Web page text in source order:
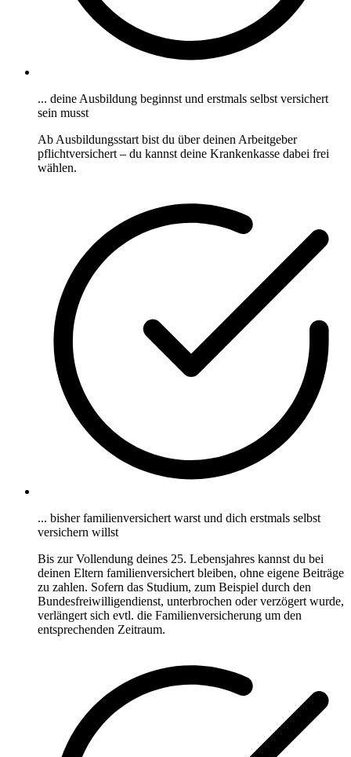
... deine Ausbildung beginnst und erstmals selbst versichert
sein musst
Ab Ausbildungsstart bist du über deinen Arbeitgeber
pflichtversichert – du kannst deine Krankenkasse dabei frei
wählen.
... bisher familienversichert warst und dich erstmals selbst
versichern willst
Bis zur Vollendung deines 25. Lebensjahres kannst du bei
deinen Eltern familienversichert bleiben, ohne eigene Beiträge
zu zahlen. Sofern das Studium, zum Beispiel durch den
Bundesfreiwilligendienst, unterbrochen oder verzögert wurde,
verlängert sich evtl. die Familienversicherung um den
entsprechenden Zeitraum.